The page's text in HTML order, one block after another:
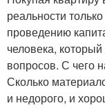
реальности
проведению
человека,
вопросов. С чего
Сколько
и недорого, и